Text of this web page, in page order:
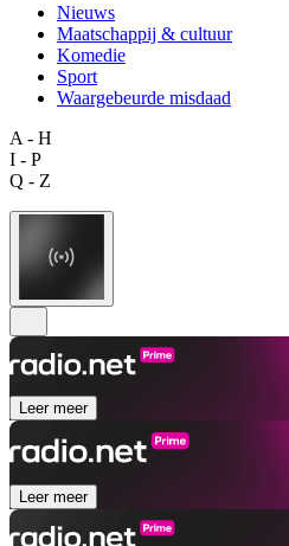
Nieuws
Maatschappij & cultuur
Komedie
Sport
Waargebeurde misdaad
A - H
I - P
Q - Z
Leer meer
Leer meer